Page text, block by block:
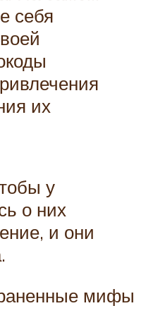
себя
их
у
о них
и они
мифы